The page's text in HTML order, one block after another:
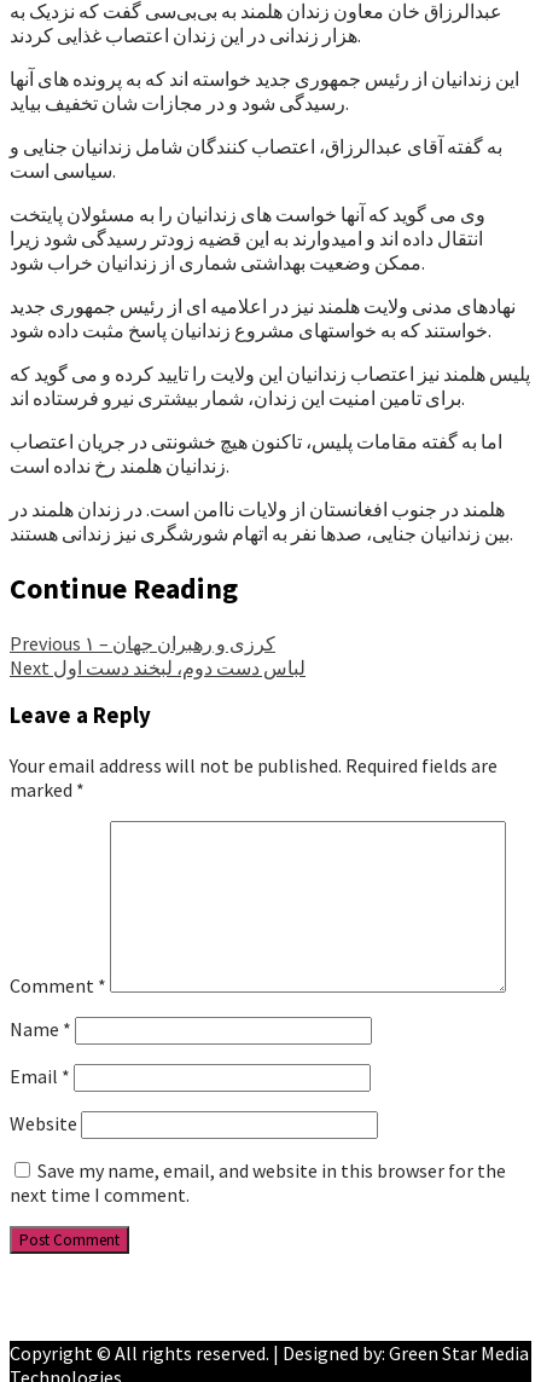
عبدالرزاق خان معاون زندان هلمند به بی‌بی‌سی گفت که نزدیک به
هزار زندانی در این زندان اعتصاب غذایی کردند.
این زندانیان از رئیس جمهوری جدید خواسته اند که به پرونده های آنها
رسیدگی شود و در مجازات شان تخفیف بیاید.
به گفته آقای عبدالرزاق، اعتصاب کنندگان شامل زندانیان جنایی و
سیاسی است.
وی می گوید که آنها خواست های زندانیان را به مسئولان پایتخت
انتقال داده اند و امیدوارند به این قضیه زودتر رسیدگی شود زیرا
ممکن وضعیت بهداشتی شماری از زندانیان خراب شود.
نهادهای مدنی ولایت هلمند نیز در اعلامیه ای از رئیس جمهوری جدید
خواستند که به خواستهای مشروع زندانیان پاسخ مثبت داده شود.
پلیس هلمند نیز اعتصاب زندانیان این ولایت را تایید کرده و می گوید که
برای تامین امنیت این زندان، شمار بیشتری نیرو فرستاده اند.
اما به گفته مقامات پلیس، تاکنون هیچ خشونتی در جریان اعتصاب
زندانیان هلمند رخ نداده است.
هلمند در جنوب افغانستان از ولایات ناامن است. در زندان هلمند در
بین زندانیان جنایی، صدها نفر به اتهام شورشگری نیز زندانی هستند.
Continue Reading
Previous
کرزی و رهبران جهان – ۱
Next لباس دست دوم، لبخند دست اول
Leave a Reply
Your email address will not be published. Required fields are
marked *
Comment *
Name *
Email *
Website
Save my name, email, and website in this browser for the
next time I comment.
Copyright © All rights reserved. | Designed by: Green Star Media